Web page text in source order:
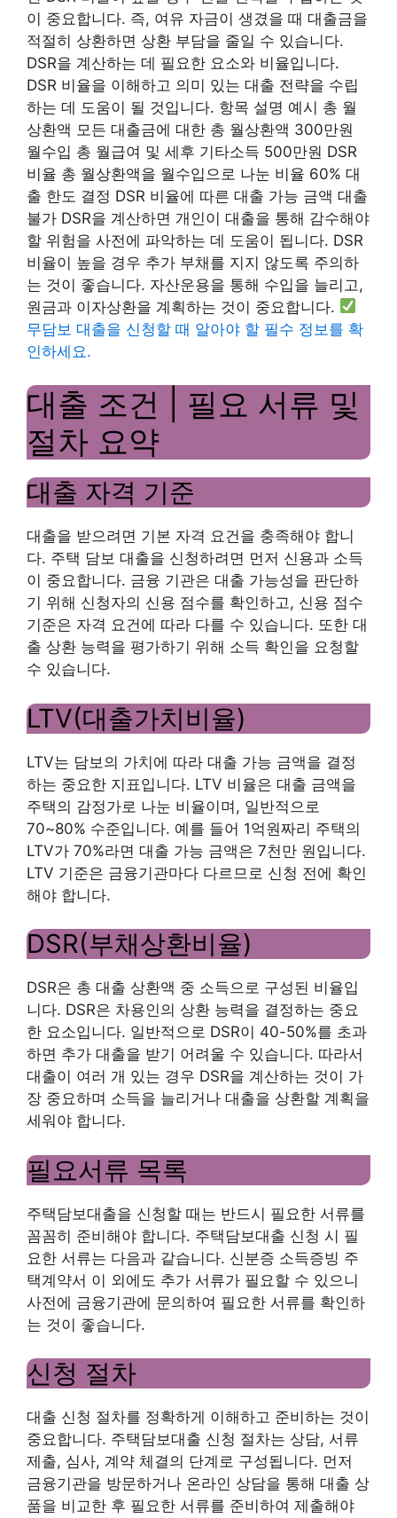
이 중요합니다. 즉, 여유 자금이 생겼을 때 대출금을
적절히 상환하면 상환 부담을 줄일 수 있습니다.
DSR을 계산하는 데 필요한 요소와 비율입니다.
DSR 비율을 이해하고 의미 있는 대출 전략을 수립
하는 데 도움이 될 것입니다. 항목 설명 예시 총 월
상환액 모든 대출금에 대한 총 월상환액 300만원
월수입 총 월급여 및 세후 기타소득 500만원 DSR
비율 총 월상환액을 월수입으로 나눈 비율 60% 대
출 한도 결정 DSR 비율에 따른 대출 가능 금액 대출
불가 DSR을 계산하면 개인이 대출을 통해 감수해야
할 위험을 사전에 파악하는 데 도움이 됩니다. DSR
비율이 높을 경우 추가 부채를 지지 않도록 주의하
는 것이 좋습니다. 자산운용을 통해 수입을 늘리고,
원금과 이자상환을 계획하는 것이 중요합니다.
무담보 대출을 신청할 때 알아야 할 필수 정보를 확
인하세요.
대출 조건 | 필요 서류 및
절차 요약
대출 자격 기준
대출을 받으려면 기본 자격 요건을 충족해야 합니
다. 주택 담보 대출을 신청하려면 먼저 신용과 소득
이 중요합니다. 금융 기관은 대출 가능성을 판단하
기 위해 신청자의 신용 점수를 확인하고, 신용 점수
기준은 자격 요건에 따라 다를 수 있습니다. 또한 대
출 상환 능력을 평가하기 위해 소득 확인을 요청할
수 있습니다.
LTV(대출가치비율)
LTV는 담보의 가치에 따라 대출 가능 금액을 결정
하는 중요한 지표입니다. LTV 비율은 대출 금액을
주택의 감정가로 나눈 비율이며, 일반적으로
70~80% 수준입니다. 예를 들어 1억원짜리 주택의
LTV가 70%라면 대출 가능 금액은 7천만 원입니다.
LTV 기준은 금융기관마다 다르므로 신청 전에 확인
해야 합니다.
DSR(부채상환비율)
DSR은 총 대출 상환액 중 소득으로 구성된 비율입
니다. DSR은 차용인의 상환 능력을 결정하는 중요
한 요소입니다. 일반적으로 DSR이 40-50%를 초과
하면 추가 대출을 받기 어려울 수 있습니다. 따라서
대출이 여러 개 있는 경우 DSR을 계산하는 것이 가
장 중요하며 소득을 늘리거나 대출을 상환할 계획을
세워야 합니다.
필요서류 목록
주택담보대출을 신청할 때는 반드시 필요한 서류를
꼼꼼히 준비해야 합니다. 주택담보대출 신청 시 필
요한 서류는 다음과 같습니다. 신분증 소득증빙 주
택계약서 이 외에도 추가 서류가 필요할 수 있으니
사전에 금융기관에 문의하여 필요한 서류를 확인하
는 것이 좋습니다.
신청 절차
대출 신청 절차를 정확하게 이해하고 준비하는 것이
중요합니다. 주택담보대출 신청 절차는 상담, 서류
제출, 심사, 계약 체결의 단계로 구성됩니다. 먼저
금융기관을 방문하거나 온라인 상담을 통해 대출 상
품을 비교한 후 필요한 서류를 준비하여 제출해야